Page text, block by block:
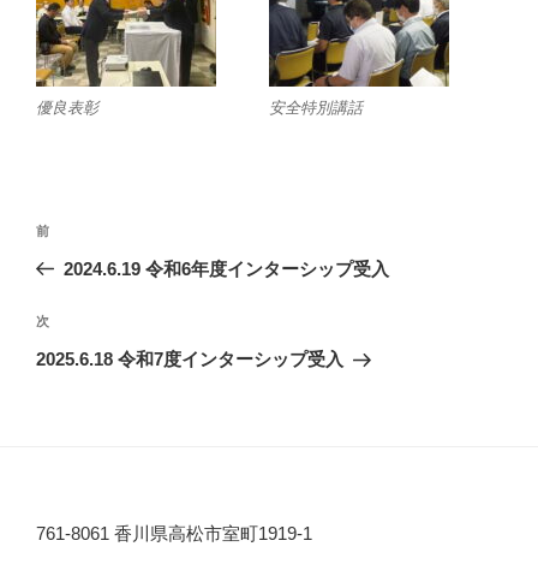
優良表彰 安全特別講話
投
ナ
ビ
ゲ
前
の
稿
前
2024.6.19 令和6年度インターシップ受入
次
の
次
2025.6.18 令和7度インターシップ受入
761-8061 香川県高松市室町1919-1